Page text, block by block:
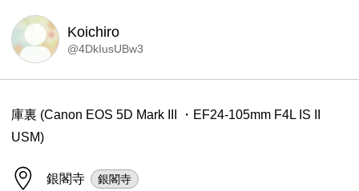
Koichiro
@4DkIusUBw3
庫裏 (Canon EOS 5D Mark III ・EF24-105mm F4L IS II
USM)
銀閣寺 銀閣寺